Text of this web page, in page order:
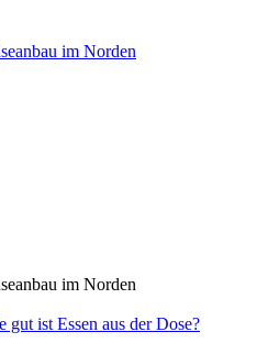
im Norden
im Norden
ist Essen aus der Dose?